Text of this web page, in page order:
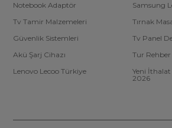
Notebook Adaptör
Samsung
Tv Tamir Malzemeleri
Tırnak
Güvenlik Sistemleri
Tv Panel
Akü Şarj Cihazı
Tur
Lenovo Lecoo Türkiye
Yeni
2026